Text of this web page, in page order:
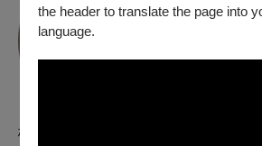
the header to translate the page into
language.
梅若穎